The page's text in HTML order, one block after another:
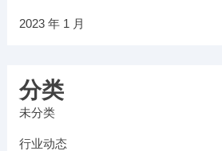
2023 年 1 月
分类
未分类
行业动态